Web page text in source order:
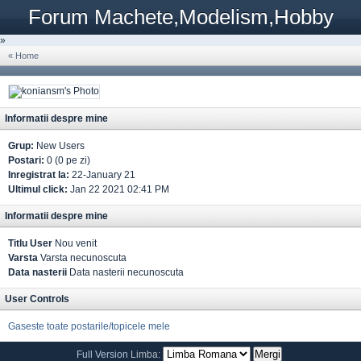
Forum Machete,Modelism,Hobby
»
« Home
Informatii despre mine
Grup: New Users
Postari: 0 (0 pe zi)
Inregistrat la: 22-January 21
Ultimul click: Jan 22 2021 02:41 PM
Informatii despre mine
Titlu User Nou venit
Varsta Varsta necunoscuta
Data nasterii Data nasterii necunoscuta
User Controls
Gaseste toate postarile/topicele mele
Full Version Limba: